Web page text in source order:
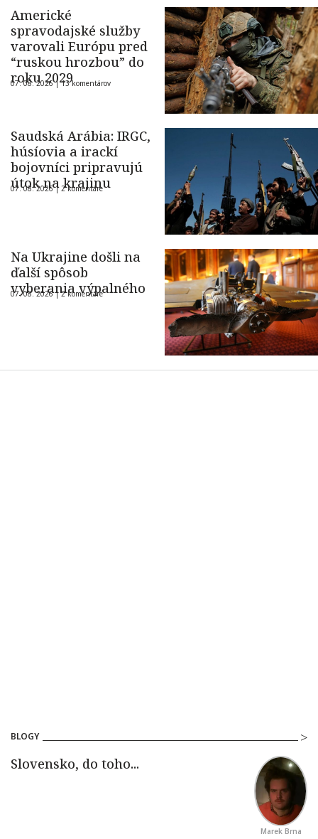
Americké
spravodajské služby
varovali Európu pred
“ruskou hrozbou” do
roku 2029
07. 08. 2026 |13 komentárov
Saudská Arábia: IRGC,
húsíovia a irackí
bojovníci pripravujú
útok na krajinu
07. 08. 2026 |2 komentáre
Na Ukrajine došli na
ďalší spôsob
vyberania výpalného
07. 08. 2026 |2 komentáre
BLOGY
Marek Brna